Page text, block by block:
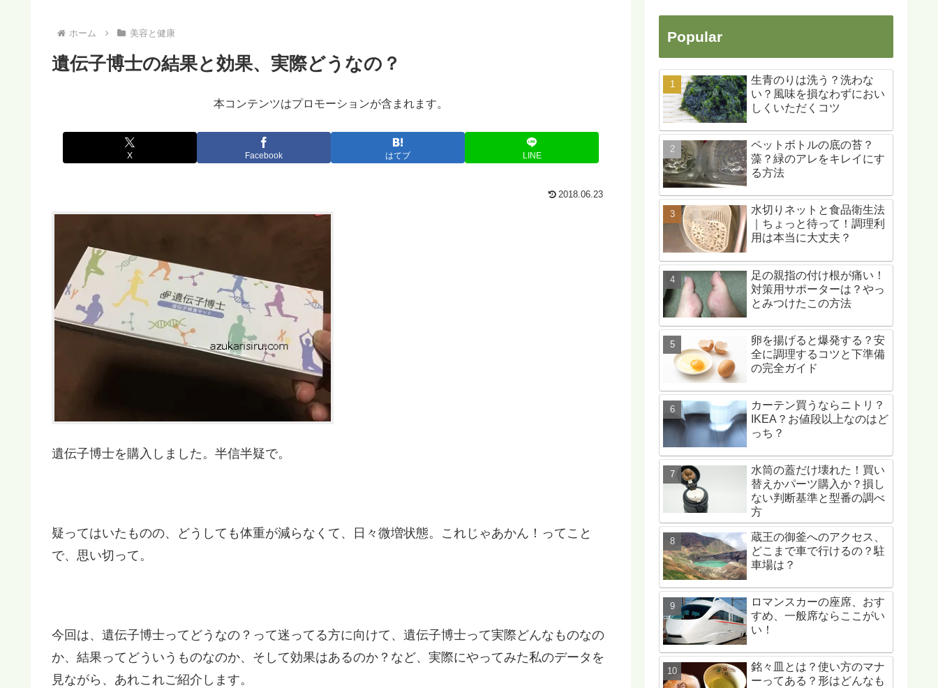
ホーム 美容と健康
遺伝子博士の結果と効果、実際どうなの？
本コンテンツはプロモーションが含まれます。
X Facebook はてブ LINE
2018.06.23
遺伝子博士を購入しました。半信半疑で。
疑ってはいたものの、どうしても体重が減らなくて、日々微増状態。これじゃあかん！ってこと
で、思い切って。
今回は、遺伝子博士ってどうなの？って迷ってる方に向けて、遺伝子博士って実際どんなものなの
か、結果ってどういうものなのか、そして効果はあるのか？など、実際にやってみた私のデータを
見ながら、あれこれご紹介します。
Popular
生青のりは洗う？洗わな
い？風味を損なわずにおい
しくいただくコツ
ペットボトルの底の苔？
藻？緑のアレをキレイにす
る方法
水切りネットと食品衛生法
｜ちょっと待って！調理利
用は本当に大丈夫？
足の親指の付け根が痛い！
対策用サポーターは？やっ
とみつけたこの方法
卵を揚げると爆発する？安
全に調理するコツと下準備
の完全ガイド
カーテン買うならニトリ？
IKEA？お値段以上なのはど
っち？
水筒の蓋だけ壊れた！買い
替えかパーツ購入か？損し
ない判断基準と型番の調べ
方
蔵王の御釜へのアクセス、
どこまで車で行けるの？駐
車場は？
ロマンスカーの座席、おす
すめ、一般席ならここがい
い！
銘々皿とは？使い方のマナ
ーってある？形はどんなも